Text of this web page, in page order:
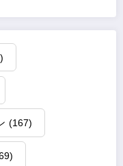
(167)